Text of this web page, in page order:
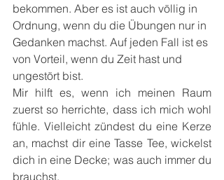
bekommen. Aber es ist auch völlig in
Ordnung, wenn du die Übungen nur in
Gedanken machst. Auf jeden Fall ist es
von Vorteil, wenn du Zeit hast und
ungestört bist.
Mir hilft es, wenn ich meinen Raum
zuerst so herrichte, dass ich mich wohl
fühle. Vielleicht zündest du eine Kerze
an, machst dir eine Tasse Tee, wickelst
dich in eine Decke; was auch immer du
brauchst.